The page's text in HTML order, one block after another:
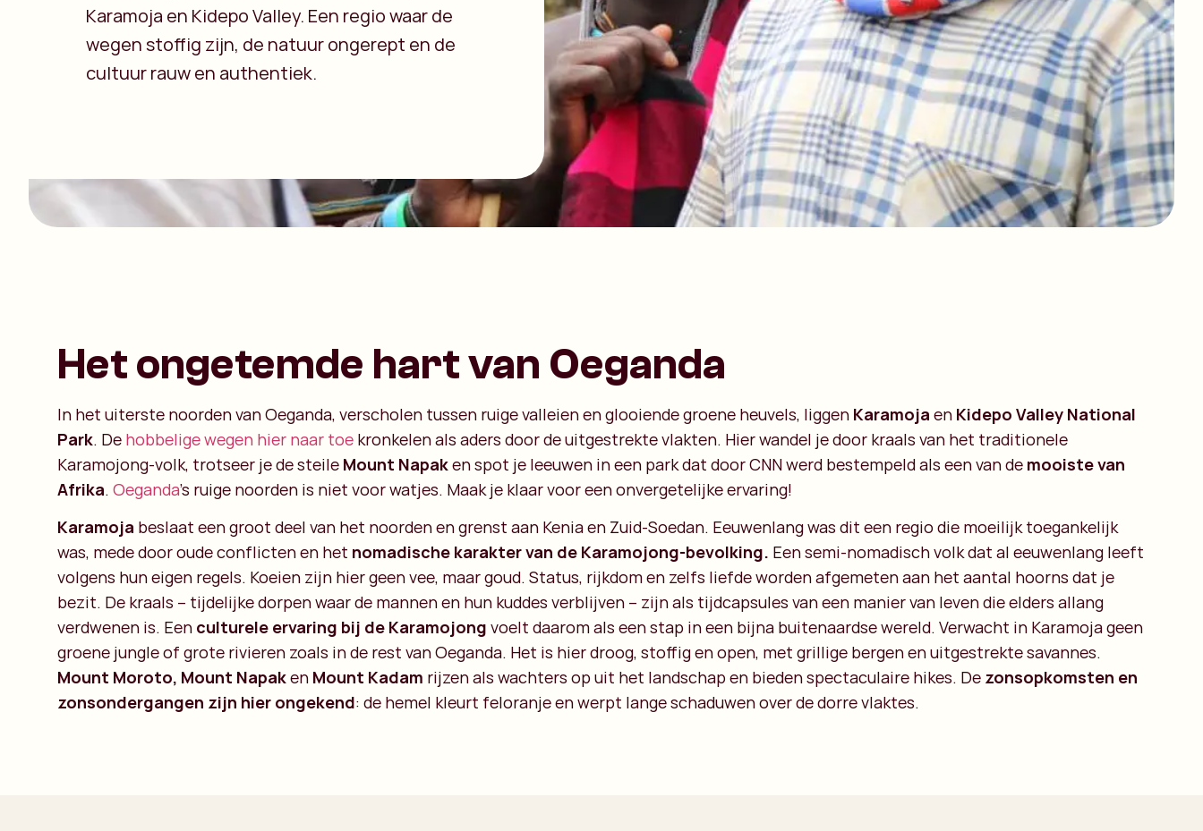
Karamoja en Kidepo Valley. Een regio waar de
wegen stoffig zijn, de natuur ongerept en de
cultuur rauw en authentiek.
Het ongetemde hart van Oeganda
In het uiterste noorden van Oeganda, verscholen tussen ruige valleien en glooiende groene heuvels, liggen Karamoja en Kidepo Valley National
Park. De hobbelige wegen hier naar toe kronkelen als aders door de uitgestrekte vlakten. Hier wandel je door kraals van het traditionele
Karamojong-volk, trotseer je de steile Mount Napaken spot je leeuwen in een park dat door CNN werd bestempeld als een van de mooiste van
Afrika. Oeganda’s ruige noorden is niet voor watjes. Maak je klaar voor een onvergetelijke ervaring!
Karamoja beslaat een groot deel van het noorden en grenst aan Kenia en Zuid-Soedan. Eeuwenlang was dit een regio die moeilijk toegankelijk
was, mede door oude conflicten en het nomadische karakter van de Karamojong-bevolking. Een semi-nomadisch volk dat al eeuwenlang leeft
volgens hun eigen regels. Koeien zijn hier geen vee, maar goud. Status, rijkdom en zelfs liefde worden afgemeten aan het aantal hoorns dat je
bezit. De kraals – tijdelijke dorpen waar de mannen en hun kuddes verblijven – zijn als tijdcapsules van een manier van leven die elders allang
verdwenen is. Een culturele ervaring bij de Karamojong voelt daarom als een stap in een bijna buitenaardse wereld. Verwacht in Karamoja geen
groene jungle of grote rivieren zoals in de rest van Oeganda. Het is hier droog, stoffig en open, met grillige bergen en uitgestrekte savannes.
Mount Moroto, Mount Napaken Mount Kadam rijzen als wachters op uit het landschap en bieden spectaculaire hikes. De zonsopkomsten en
zonsondergangen zijn hier ongekend: de hemel kleurt feloranje en werpt lange schaduwen over de dorre vlaktes.